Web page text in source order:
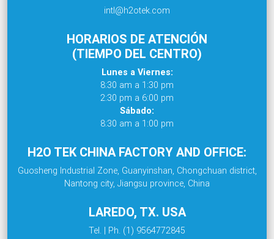
intl@h2otek.com
HORARIOS DE ATENCIÓN
(TIEMPO DEL CENTRO)
Lunes a Viernes:
8:30 am a 1:30 pm
2:30 pm a 6:00 pm
Sábado:
8:30 am a 1:00 pm
H2O TEK CHINA FACTORY AND OFFICE:
Guosheng Industrial Zone, Guanyinshan, Chongchuan district,
Nantong city, Jiangsu province, China
LAREDO, TX. USA
Tel. | Ph. (1) 9564772845